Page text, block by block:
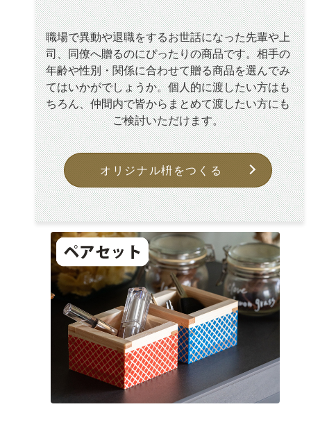
職場で異動や退職をするお世話になった先輩や上
司、同僚へ贈るのにぴったりの商品です。相手の
年齢や性別・関係に合わせて贈る商品を選んでみ
てはいかがでしょうか。個人的に渡したい方はも
ちろん、仲間内で皆からまとめて渡したい方にも
ご検討いただけます。
オリジナル枡をつくる